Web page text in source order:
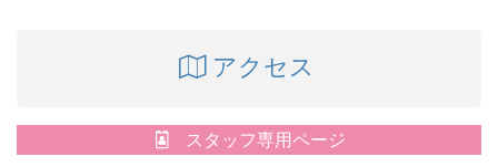
アクセス
スタッフ専用ページ